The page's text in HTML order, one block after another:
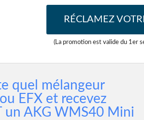
RÉCLAMEZ
(La promotion est valide du 1er
quel mélangeur
EFX et recevez
un AKG WMS40 Mini